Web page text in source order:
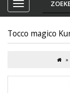
Tocco magico